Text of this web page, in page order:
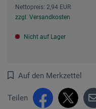
Nettopreis: 2,94 EUR
zzgl. Versandkosten
Nicht auf Lager
Auf den Merkzettel
Teilen